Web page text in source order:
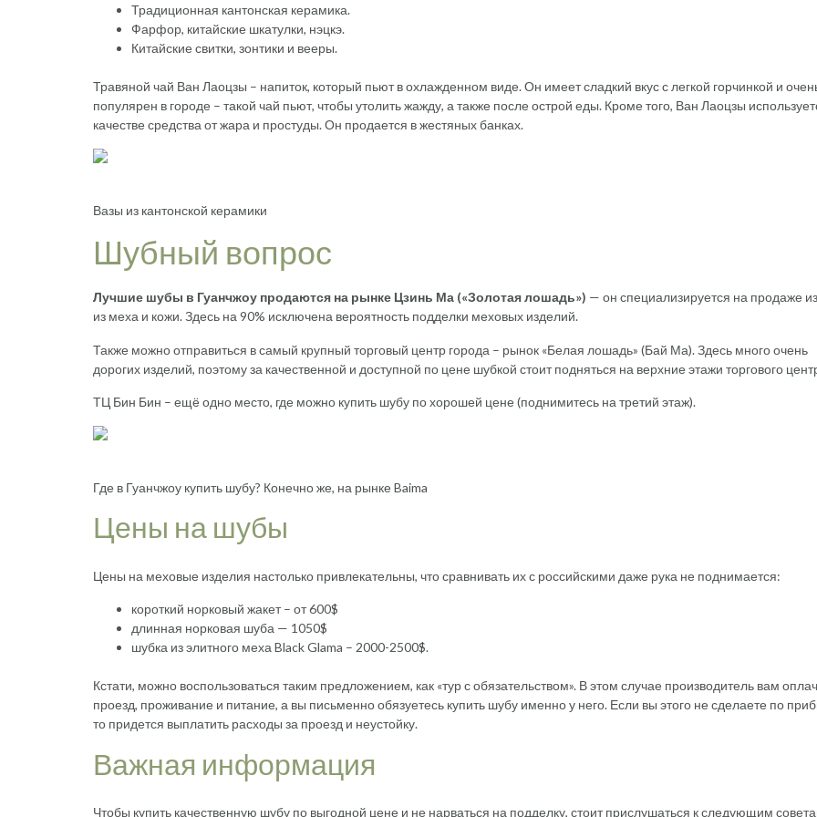
Традиционная кантонская керамика.
Фарфор, китайские шкатулки, нэцкэ.
Китайские свитки, зонтики и вееры.
Травяной чай Ван Лаоцзы – напиток, который пьют в охлажденном виде. Он имеет сладкий вкус с легкой горчинкой и
популярен в городе – такой чай пьют, чтобы утолить жажду, а также после острой еды. Кроме того, Ван Лаоцзы
качестве средства от жара и простуды. Он продается в жестяных банках.
Вазы из кантонской керамики
Шубный вопрос
Лучшие шубы в Гуанчжоу продаются на рынке Цзинь Ма («Золотая лошадь») — он специализируется на продаже
из меха и кожи. Здесь на 90% исключена вероятность подделки меховых изделий.
Также можно отправиться в самый крупный торговый центр города – рынок «Белая лошадь» (Бай Ма). Здесь много очень
дорогих изделий, поэтому за качественной и доступной по цене шубкой стоит подняться на верхние этажи торгового
ТЦ Бин Бин – ещё одно место, где можно купить шубу по хорошей цене (поднимитесь на третий этаж).
Где в Гуанчжоу купить шубу? Конечно же, на рынке Baima
Цены на шубы
Цены на меховые изделия настолько привлекательны, что сравнивать их с российскими даже рука не поднимается:
короткий норковый жакет – от 600$
длинная норковая шуба — 1050$
шубка из элитного меха Black Glama – 2000-2500$.
Кстати, можно воспользоваться таким предложением, как «тур с обязательством». В этом случае производитель вам
проезд, проживание и питание, а вы письменно обязуетесь купить шубу именно у него. Если вы этого не сделаете по
то придется выплатить расходы за проезд и неустойку.
Важная информация
Чтобы купить качественную шубу по выгодной цене и не нарваться на подделку, стоит прислушаться к следующим